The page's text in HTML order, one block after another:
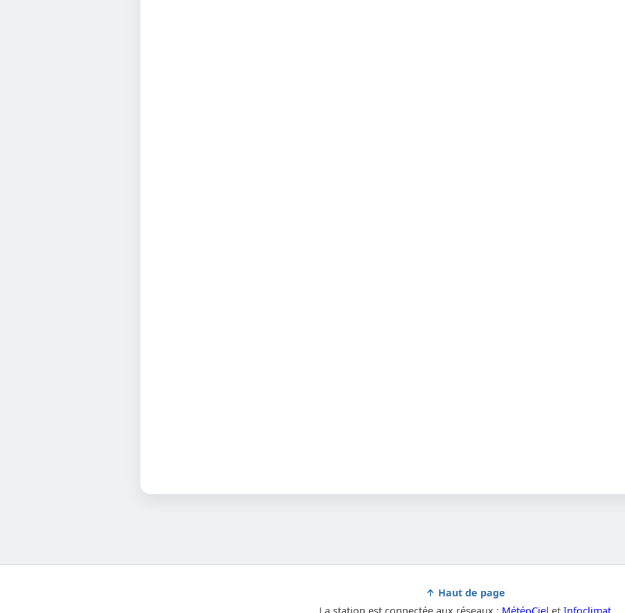
↑ Haut de page
La station est connectée aux réseaux : MétéoCiel et Infoclimat